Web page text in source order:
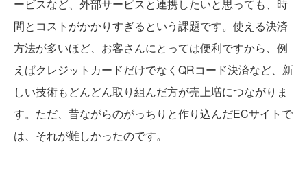
ービスなど、外部サービスと連携したいと思っても、時
間とコストがかかりすぎるという課題です。使える決済
方法が多いほど、お客さんにとっては便利ですから、例
えばクレジットカードだけでなくQRコード決済など、新
しい技術もどんどん取り組んだ方が売上増につながりま
す。ただ、昔ながらのがっちりと作り込んだECサイトで
は、それが難しかったのです。